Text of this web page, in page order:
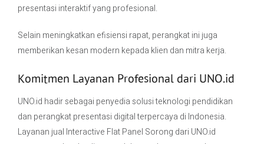
presentasi interaktif yang profesional.
Selain meningkatkan efisiensi rapat, perangkat ini juga
memberikan kesan modern kepada klien dan mitra kerja.
Komitmen Layanan Profesional dari UNO.id
UNO.id hadir sebagai penyedia solusi teknologi pendidikan
dan perangkat presentasi digital terpercaya di Indonesia.
Layanan jual Interactive Flat Panel Sorong dari UNO.id